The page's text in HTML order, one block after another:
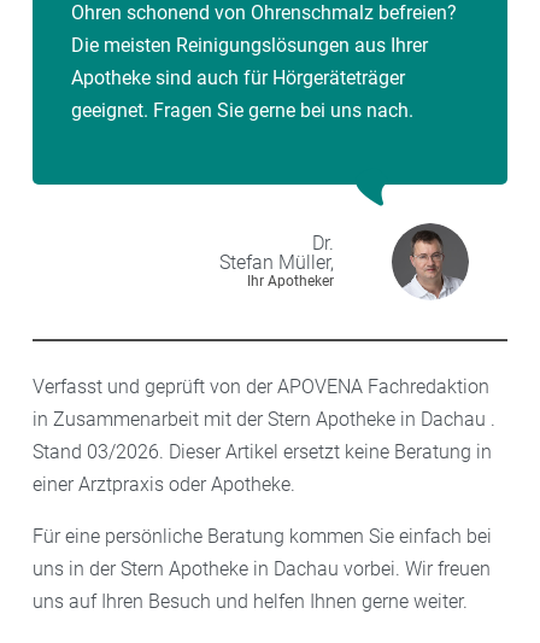
Ohren schonend von Ohrenschmalz befreien?
Die meisten Reinigungslösungen aus Ihrer
Apotheke sind auch für Hörgeräteträger
geeignet. Fragen Sie gerne bei uns nach.
Dr.
Stefan Müller,
Ihr Apotheker
Verfasst und geprüft von der APOVENA Fachredaktion
in Zusammenarbeit mit der Stern Apotheke in Dachau .
Stand 03/2026. Dieser Artikel ersetzt keine Beratung in
einer Arztpraxis oder Apotheke.
Für eine persönliche Beratung kommen Sie einfach bei
uns in der Stern Apotheke in Dachau vorbei. Wir freuen
uns auf Ihren Besuch und helfen Ihnen gerne weiter.